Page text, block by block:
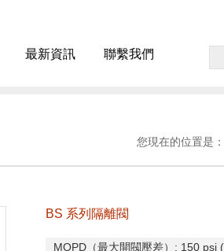
最新資訊 聯繫我們
您現在的位置是：
BS 系列隔離閥
MOPD （最大開閥壓差） : 150 psi